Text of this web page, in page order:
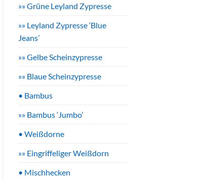
»» Grüne Leyland Zypresse
»» Leyland Zypresse ‘Blue
Jeans’
»» Gelbe Scheinzypresse
»» Blaue Scheinzypresse
• Bambus
»» Bambus ‘Jumbo’
• Weißdorne
»» Eingriffeliger Weißdorn
• Mischhecken